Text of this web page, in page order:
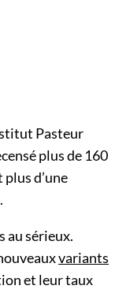
Pasteur
plus de 160
d’une
au sérieux.
variants
et leur taux